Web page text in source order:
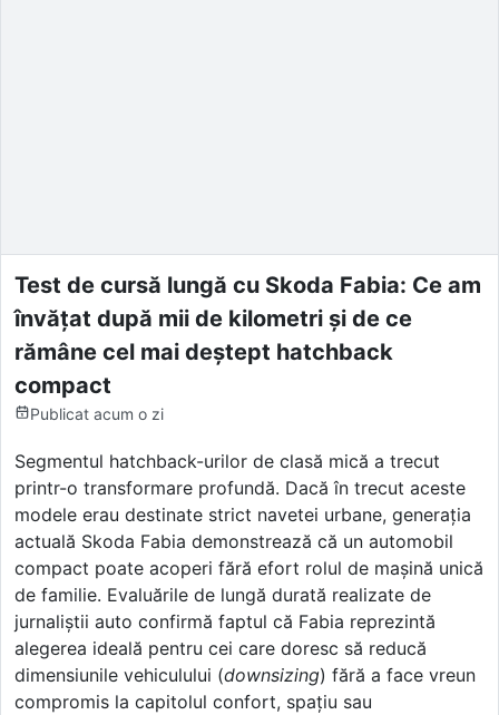
Test de cursă lungă cu Skoda Fabia: Ce am
învățat după mii de kilometri și de ce
rămâne cel mai deștept hatchback
compact
Publicat acum o zi
Segmentul hatchback-urilor de clasă mică a trecut
printr-o transformare profundă. Dacă în trecut aceste
modele erau destinate strict navetei urbane, generația
actuală Skoda Fabia demonstrează că un automobil
compact poate acoperi fără efort rolul de mașină unică
de familie. Evaluările de lungă durată realizate de
jurnaliștii auto confirmă faptul că Fabia reprezintă
alegerea ideală pentru cei care doresc să reducă
dimensiunile vehiculului (downsizing) fără a face vreun
compromis la capitolul confort, spațiu sau